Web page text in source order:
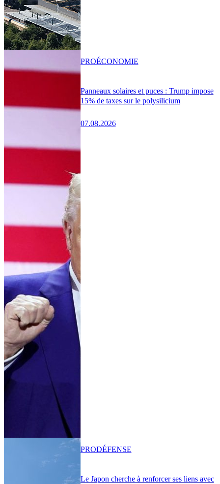
Panneaux solaires et puces : Trump impose
15% de taxes sur le polysilicium
07.08.2026
PROÉCONOMIE
Le Japon cherche à renforcer ses liens avec
PRODÉFENSE